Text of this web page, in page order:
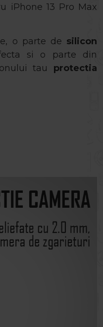
iPhone 13 Pro Max
o parte de silicon
si o parte din
tau protectia